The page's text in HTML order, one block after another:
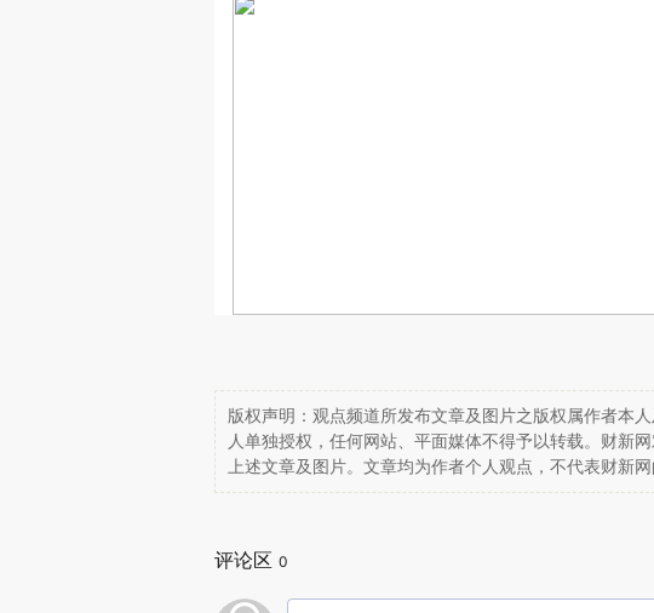
版权声明：观点频道所发布文章及图片之版权属作者本
人单独授权，任何网站、平面媒体不得予以转载。财新
上述文章及图片。文章均为作者个人观点，不代表财新网
评论区 0